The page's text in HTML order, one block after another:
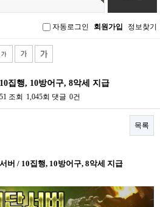
자동로그인 회원가입 정보찾기
집행, 10방어구, 8악세 지급
조회 1,045회 댓글 0건
목록
버 / 10집행, 10방어구, 8악세 지급